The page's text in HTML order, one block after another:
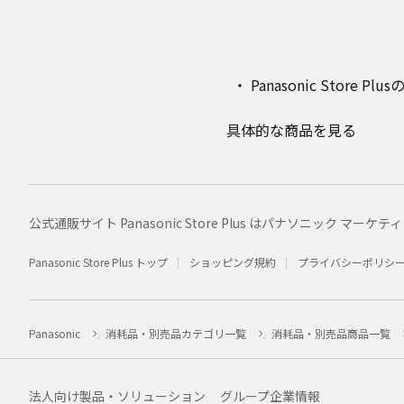
Panasonic Store Plus
具体的な商品を見る
公式通販サイト Panasonic Store Plus はパナソニック マーケテ
Panasonic Store Plus トップ ショッピング規約 プライバシーポリシー
Panasonic 消耗品・別売品カテゴリ一覧 消耗品・別売品商品一覧
法人向け製品・ソリューション グループ企業情報